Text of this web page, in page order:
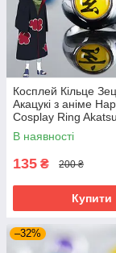
Косплей Кільце
Акацукі з аніме
Cosplay Ring
anime Naruto
В наявності
135 ₴ 200 ₴
Купити
–32%